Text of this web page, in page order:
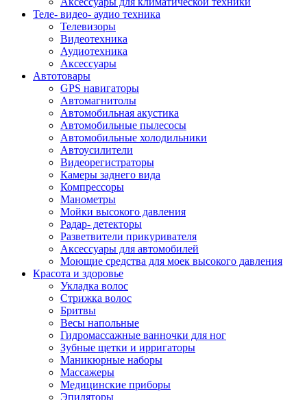
Теле- видео- аудио техника
Телевизоры
Видеотехника
Аудиотехника
Аксессуары
Автотовары
GPS навигаторы
Автомагнитолы
Автомобильная акустика
Автомобильные пылесосы
Автомобильные холодильники
Автоусилители
Видеорегистраторы
Камеры заднего вида
Компрессоры
Манометры
Мойки высокого давления
Радар- детекторы
Разветвители прикуривателя
Аксессуары для автомобилей
Моющие средства для моек высокого давления
Красота и здоровье
Укладка волос
Стрижка волос
Бритвы
Весы напольные
Гидромассажные ванночки для ног
Зубные щетки и ирригаторы
Маникюрные наборы
Массажеры
Медицинские приборы
Эпиляторы